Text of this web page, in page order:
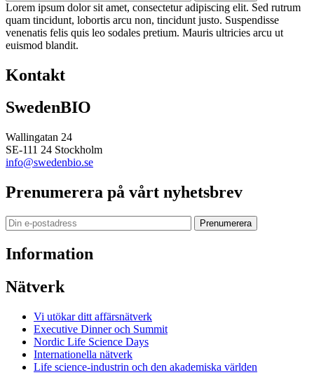
Lorem ipsum dolor sit amet, consectetur adipiscing elit. Sed rutrum
quam tincidunt, lobortis arcu non, tincidunt justo. Suspendisse
venenatis felis quis leo sodales pretium. Mauris ultricies arcu ut
euismod blandit.
Kontakt
SwedenBIO
Wallingatan 24
SE-111 24 Stockholm
info@swedenbio.se
Prenumerera på vårt nyhetsbrev
Prenumerera
Information
Nätverk
Vi utökar ditt affärsnätverk
Executive Dinner och Summit
Nordic Life Science Days
Internationella nätverk
Life science-industrin och den akademiska världen